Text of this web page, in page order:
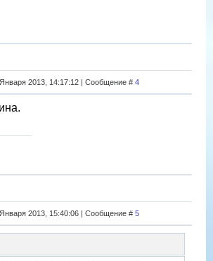
2013, 14:17:12 | Сообщение # 4
2013, 15:40:06 | Сообщение # 5